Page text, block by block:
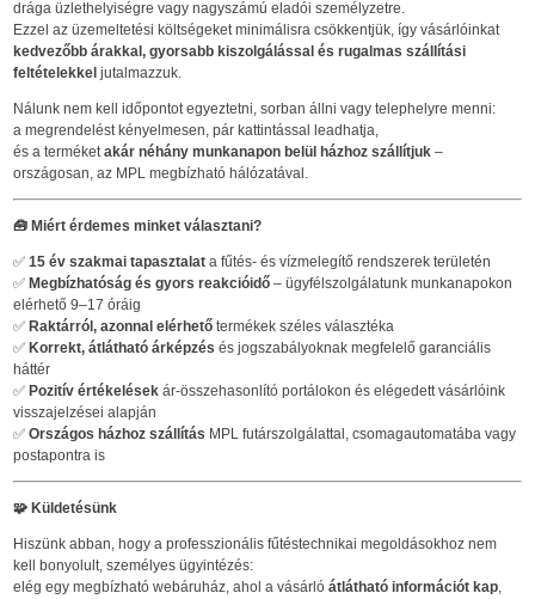
drága üzlethelyiségre vagy nagyszámú eladói személyzetre.
Ezzel az üzemeltetési költségeket minimálisra csökkentjük, így vásárlóinkat
kedvezőbb árakkal, gyorsabb kiszolgálással és rugalmas szállítási
feltételekkel jutalmazzuk.
Nálunk nem kell időpontot egyeztetni, sorban állni vagy telephelyre menni:
a megrendelést kényelmesen, pár kattintással leadhatja,
és a terméketakár néhány munkanapon belül házhoz szállítjuk –
országosan, az MPL megbízható hálózatával.
🧰 Miért érdemes minket választani?
✅15 év szakmai tapasztalat a fűtés- és vízmelegítő rendszerek területén
✅ Megbízhatóság és gyors reakcióidő – ügyfélszolgálatunk munkanapokon
elérhető 9–17 óráig
✅ Raktárról, azonnal elérhető termékek széles választéka
✅ Korrekt, átlátható árképzés és jogszabályoknak megfelelő garanciális
háttér
✅ Pozitív értékelések ár-összehasonlító portálokon és elégedett vásárlóink
visszajelzései alapján
✅Országos házhoz szállítás MPL futárszolgálattal, csomagautomatába vagy
postapontra is
🧩 Küldetésünk
Hiszünk abban, hogy a professzionális fűtéstechnikai megoldásokhoz nem
kell bonyolult, személyes ügyintézés:
elég egy megbízható webáruház, ahol a vásárlóátlátható információt kap,